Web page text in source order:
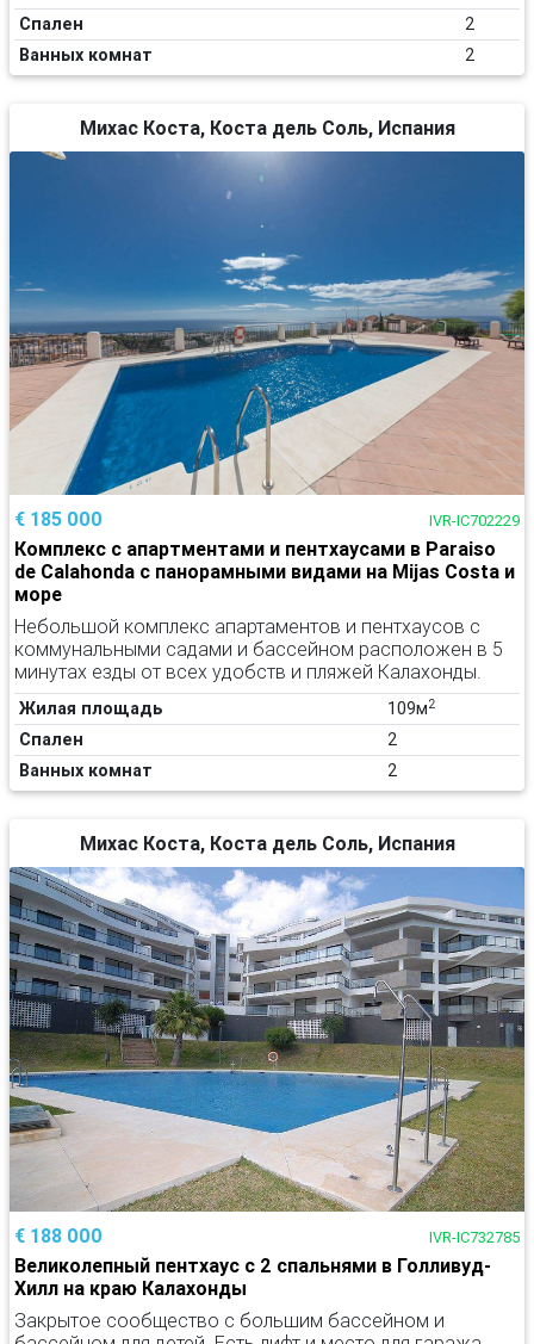
Спален
2
Ванных комнат
2
Михас Коста, Коста дель Соль, Испания
€ 185 000 IVR-IC702229
Комплекс с апартментами и пентхаусами в Paraiso
de Calahonda с панорамными видами на Mijas Costa и
море
Небольшой комплекс апартаментов и пентхаусов с
коммунальными садами и бассейном расположен в 5
минутах езды от всех удобств и пляжей Калахонды.
Жилая площадь 109м2
Спален
2
Ванных комнат
2
Михас Коста, Коста дель Соль, Испания
€ 188 000 IVR-IC732785
Великолепный пентхаус с 2 спальнями в Голливуд-
Хилл на краю Калахонды
Закрытое сообщество с большим бассейном и